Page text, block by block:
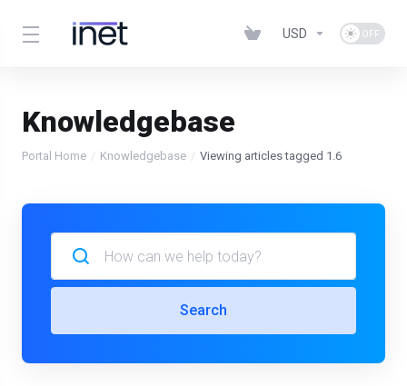
USD
Knowledgebase
Portal Home Knowledgebase Viewing articles tagged 1.6
Search